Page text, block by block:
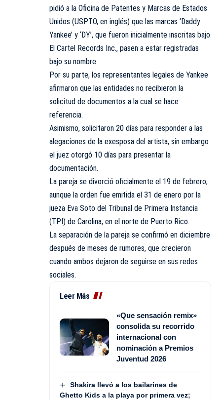
pidió a la Oficina de Patentes y Marcas de Estados
Unidos (USPTO, en inglés) que las marcas ‘Daddy
Yankee’ y ‘DY’, que fueron inicialmente inscritas bajo
El Cartel Records Inc., pasen a estar registradas
bajo su nombre.
Por su parte, los representantes legales de Yankee
afirmaron que las entidades no recibieron la
solicitud de documentos a la cual se hace
referencia.
Asimismo, solicitaron 20 días para responder a las
alegaciones de la exesposa del artista, sin embargo
el juez otorgó 10 días para presentar la
documentación.
La pareja se divorció oficialmente el 19 de febrero,
aunque la orden fue emitida el 31 de enero por la
jueza Eva Soto del Tribunal de Primera Instancia
(TPI) de Carolina, en el norte de Puerto Rico.
La separación de la pareja se confirmó en diciembre
después de meses de rumores, que crecieron
cuando ambos dejaron de seguirse en sus redes
sociales.
Leer Más
«Que sensación remix»
consolida su recorrido
internacional con
nominación a Premios
Juventud 2026
Shakira llevó a los bailarines de
Ghetto Kids a la playa por primera vez;